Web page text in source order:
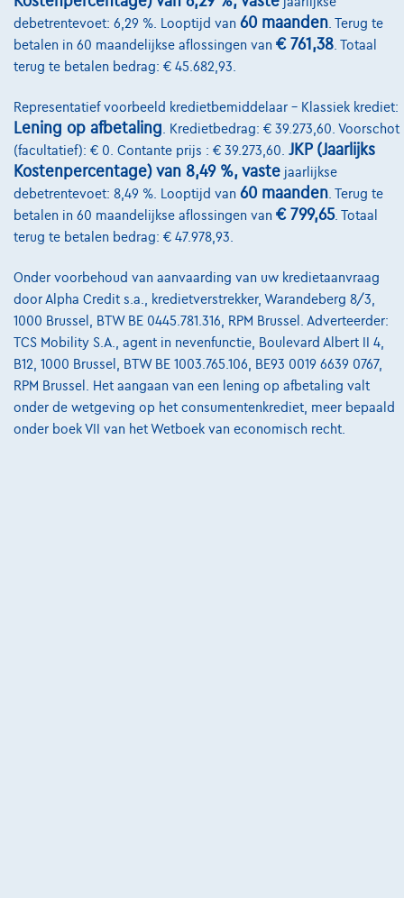
debetrentevoet: 6,29 %. Looptijd van 60 maanden . Terug te
betalen in 60 maandelijkse aflossingen van € 761,38 . Totaal
terug te betalen bedrag: € 45.682,93.
Representatief voorbeeld kredietbemiddelaar – Klassiek krediet:
Lening op afbetaling . Kredietbedrag: € 39.273,60. Voorschot
(facultatief): € 0. Contante prijs : € 39.273,60. JKP (Jaarlijks
Kostenpercentage) van 8,49 %, vaste jaarlijkse
debetrentevoet: 8,49 %. Looptijd van 60 maanden . Terug te
betalen in 60 maandelijkse aflossingen van € 799,65. Totaal
terug te betalen bedrag: € 47.978,93.
Onder voorbehoud van aanvaarding van uw kredietaanvraag
door Alpha Credit s.a., kredietverstrekker, Warandeberg 8/3,
1000 Brussel, BTW BE 0445.781.316, RPM Brussel. Adverteerder:
TCS Mobility S.A., agent in nevenfunctie, Boulevard Albert II 4,
B12, 1000 Brussel, BTW BE 1003.765.106, BE93 0019 6639 0767,
RPM Brussel. Het aangaan van een lening op afbetaling valt
onder de wetgeving op het consumentenkrediet, meer bepaald
onder boek VII van het Wetboek van economisch recht.
Over Ons
Word klant
Wie zijn we
Kwaliteitscharter
Onze dealers
Onze partners
Onze team
Contact
@2024 TCS Mobility SA/NV Copyright
Algemene Voorwaarden
Bijstandsvoorwaarden
Privacyverklaring